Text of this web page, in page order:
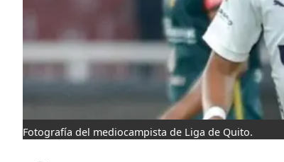
Fotografía del mediocampista de Liga de Quito.